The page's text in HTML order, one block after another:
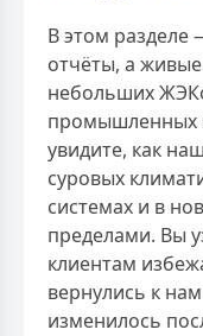
В этом разделе
отчёты, а
небольших
промышленных
увидите, как
суровых
системах и в
пределами. Вы
клиентам
вернулись к
изменилось